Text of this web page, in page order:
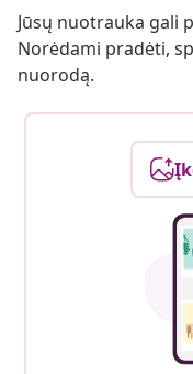
Jūsų nuotrauka gali
Norėdami pradėti,
nuorodą.